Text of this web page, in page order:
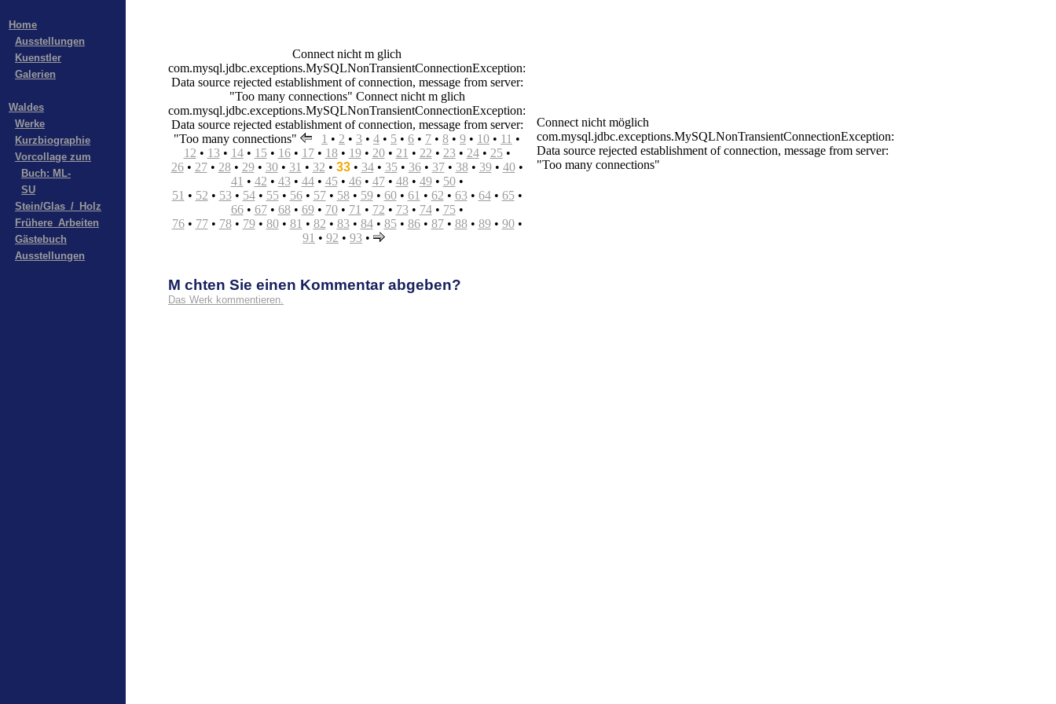
Home
Ausstellungen
Kuenstler
Galerien
Waldes
Werke
Kurzbiographie
Vorcollage zum
Buch: ML-
SU
Stein/Glas_/_Holz
Frühere_Arbeiten
Gästebuch
Ausstellungen
Connect nicht m glich
com.mysql.jdbc.exceptions.MySQLNonTransientConnectionException:
Data source rejected establishment of connection, message from server:
"Too many connections" Connect nicht m glich
com.mysql.jdbc.exceptions.MySQLNonTransientConnectionException:
Data source rejected establishment of connection, message from server:
"Too many connections"
1 • 2 • 3 • 4 • 5 • 6 • 7 • 8 • 9 • 10 • 11 •
12 • 13• 14• 15• 16• 17• 18• 19• 20• 21 • 22 • 23• 24• 25•
26• 27• 28• 29• 30• 31 • 32 • 33• 34• 35• 36• 37• 38• 39• 40•
41 • 42 • 43• 44• 45• 46• 47• 48• 49• 50•
51 • 52 • 53• 54• 55• 56• 57• 58• 59• 60• 61 • 62 • 63• 64• 65•
66• 67• 68• 69• 70• 71 • 72 • 73• 74• 75•
76• 77• 78• 79• 80• 81 • 82 • 83• 84• 85• 86• 87• 88• 89• 90•
91 • 92 • 93 •
Connect nicht möglich
com.mysql.jdbc.exceptions.MySQLNonTransientConnectionException:
Data source rejected establishment of connection, message from server:
"Too many connections"
M chten Sie einen Kommentar abgeben?
Das Werk kommentieren.